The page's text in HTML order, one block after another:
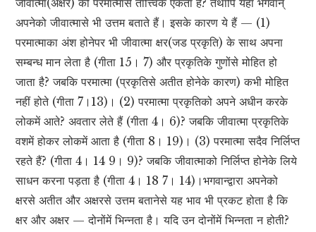
जीवात्मा(अक्षर) की परमात्मासे तात्त्विक एकता है? तथापि यहाँ भगवान्
अपनेको जीवात्मासे भी उत्तम बताते हैं। इसके कारण ये हैं — (1)
परमात्माका अंश होनेपर भी जीवात्मा क्षर(जड प्रकृति) के साथ अपना
सम्बन्ध मान लेता है (गीता 15। 7) और प्रकृतिके गुणोंसे मोहित हो
जाता है? जबकि परमात्मा (प्रकृतिसे अतीत होनेके कारण) कभी मोहित
नहीं होते (गीता 7।13)। (2) परमात्मा प्रकृतिको अपने अधीन करके
लोकमें आते? अवतार लेते हैं (गीता 4। 6)? जबकि जीवात्मा प्रकृतिके
वशमें होकर लोकमें आता है (गीता 8। 19)। (3) परमात्मा सदैव निर्लिप्त
रहते हैं? (गीता 4। 14 9। 9)? जबकि जीवात्माको निर्लिप्त होनेके लिये
साधन करना पड़ता है (गीता 4। 18 7। 14)।भगवान्द्वारा अपनेको
क्षरसे अतीत और अक्षरसे उत्तम बतानेसे यह भाव भी प्रकट होता है कि
क्षर और अक्षर — दोनोंमें भिन्नता है। यदि उन दोनोंमें भिन्नता न होती?